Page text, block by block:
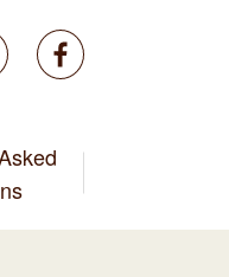
Twitter